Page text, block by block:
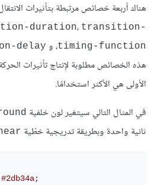
هناك أربعة خصائص مرتبطة بتأثيرات
duration، transition-
timing-function، و delay
هذه الخصائص مطلوبة لإنتاج تأثيرات
الأولى هي الأكثر استخدامًا.
في المثال التالي سيتغير لون خلفية
ثانية واحدة وبطريقة تدريجية خطّية
#2db34a;